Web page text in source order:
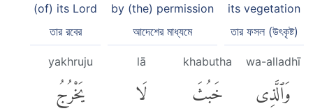
its vegetation
তার ফসল (উৎকৃষ্ট)
by (the) permission
আদেশের মাধ্যমে
(of) its Lord
তার রবের
wa-alladhī
وَٱلَّذِى
khabutha
خَبُثَ
lā
لَا
yakhruju
يَخْرُجُ